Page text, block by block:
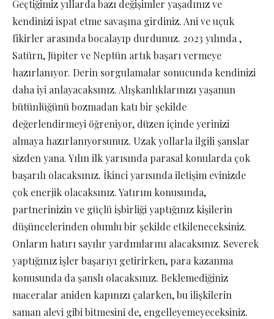
Geçtiğimiz yıllarda bazı değişimler yaşadınız ve
kendinizi ispat etme savaşına girdiniz. Ani ve uçuk
fikirler arasında bocalayıp durdunuz. 2023 yılında ,
Satürn, Jüpiter ve Neptün artık başarı vermeye
hazırlanıyor. Derin sorgulamalar sonucunda kendinizi
daha iyi anlayacaksınız. Alışkanlıklarınızı yaşamın
bütünlüğünü bozmadan katı bir şekilde
değerlendirmeyi öğreniyor, düzen içinde yerinizi
almaya hazırlanıyorsunuz. Uzak yollarla ilgili şanslar
sizden yana. Yılın ilk yarısında parasal konularda çok
başarılı olacaksınız. İkinci yarısında iletişim evinizde
çok enerjik olacaksınız. Yatırım konusunda,
partnerinizin ve güçlü işbirliği yaptığınız kişilerin
düşüncelerinden olumlu bir şekilde etkileneceksiniz.
Onların hatırı sayılır yardımlarını alacaksınız. Severek
yaptığınız işler başarıyı getirirken, para kazanma
konusunda da şanslı olacaksınız. Beklemediğiniz
maceralar aniden kapınızı çalarken, bu ilişkilerin
saman alevi gibi bitmesini de, engelleyemeyeceksiniz.